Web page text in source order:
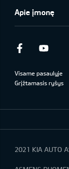
Apie įmonę
Facebook
Visame pasaulyje
Grįžtamasis ryšys
2021 KIA AUTO